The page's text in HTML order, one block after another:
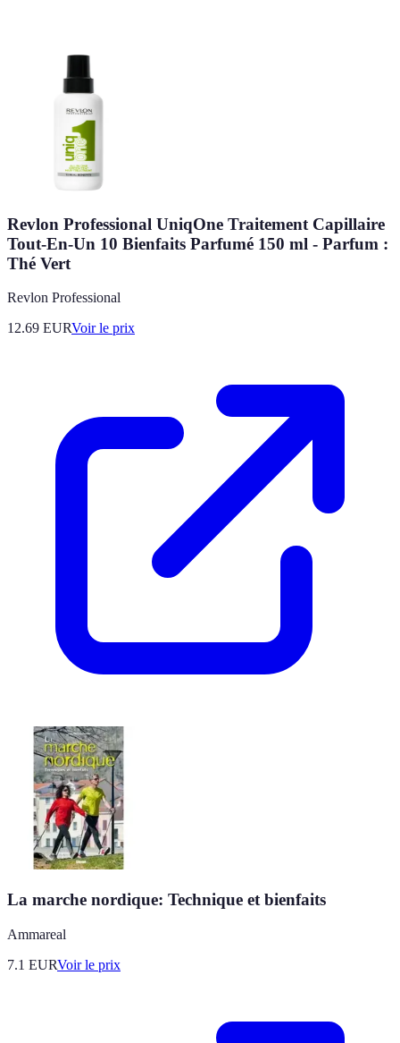
Revlon Professional UniqOne Traitement Capillaire
Tout-En-Un 10 Bienfaits Parfumé 150 ml - Parfum :
Thé Vert
Revlon Professional
12.69 EURVoir le prix
La marche nordique: Technique et bienfaits
Ammareal
7.1 EURVoir le prix